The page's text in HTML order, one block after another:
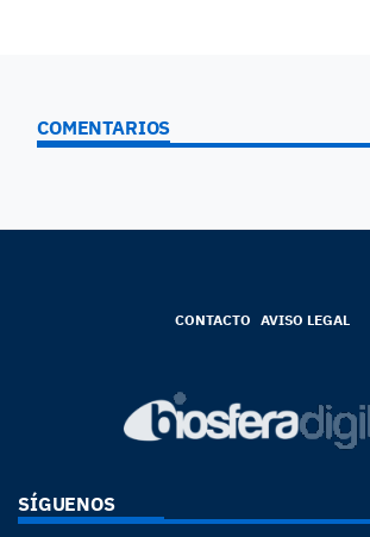
COMENTARIOS
CONTACTO AVISO LEGAL
SÍGUENOS